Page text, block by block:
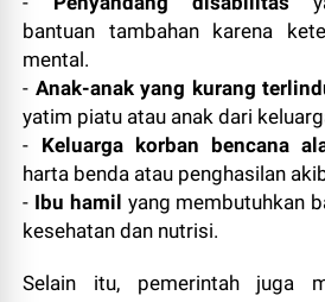
bantuan tambahan karena
mental.
- Anak-anak yang kurang
yatim piatu atau anak dari
- Keluarga korban bencana
harta benda atau penghasilan
- Ibu hamil yang membutuhkan
kesehatan dan nutrisi.
Selain itu, pemerintah juga